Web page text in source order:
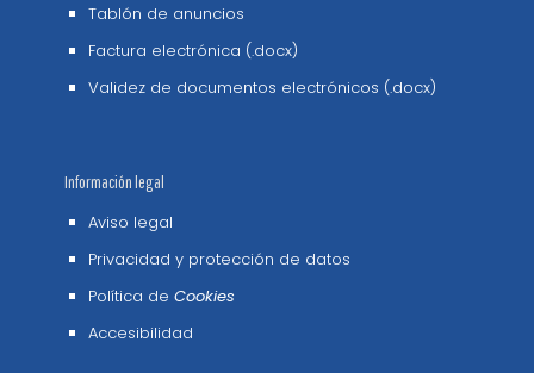
Tablón de anuncios
Factura electrónica (.docx)
Validez de documentos electrónicos (.docx)
Información legal
Aviso legal
Privacidad y protección de datos
Política de Cookies
Accesibilidad